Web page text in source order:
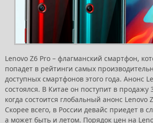
Lenovo Z6 Pro – флагманский смартфон,
попадет в рейтинги самых
доступных смартфонов этого года. Анонс
состоялся. В Китае он поступит в продажу
когда состоится глобальный анонс Lenovo
Скорее всего, в России девайс приедет в
а может быть и летом. Порядок цен на